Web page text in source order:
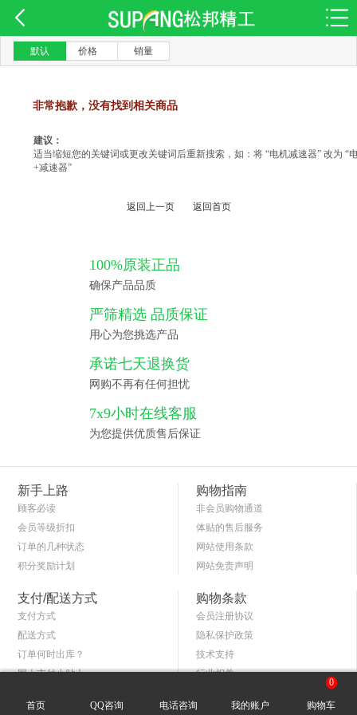
默认 价格 销量
非常抱歉，没有找到相关商品
建议：
适当缩短您的关键词或更改关键词后重新搜索，如：将 “电机减速器” 改为 “
+减速器”
返回上一页 返回首页
100%原装正品
确保产品品质
严筛精选 品质保证
用心为您挑选产品
承诺七天退换货
网购不再有任何担忧
7x9小时在线客服
为您提供优质售后保证
新手上路
顾客必读
会员等级折扣
订单的几种状态
积分奖励计划
购物指南
非会员购物通道
体贴的售后服务
网站使用条款
网站免责声明
支付/配送方式
支付方式
配送方式
订单何时出库？
网上支付小贴士
购物条款
会员注册协议
隐私保护政策
技术支持
行业相关
行业相关 400-886-5189
首页 QQ咨询 电话咨询 我的账户 购物车
0